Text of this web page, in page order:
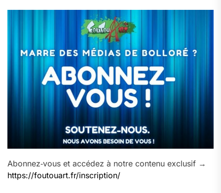
Abonnez‑vous et accédez à notre contenu exclusif →
https://foutouart.fr/inscription/